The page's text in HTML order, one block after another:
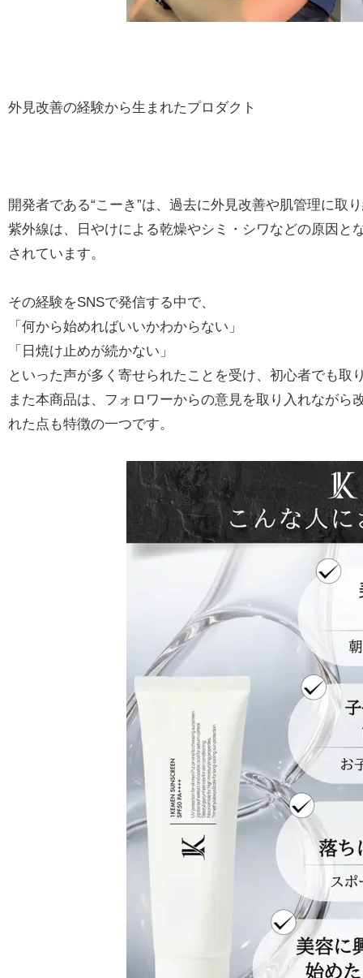
外見改善の経験から生まれたプロダクト
開発者である“こーき”は、過去に外見改善や肌管理に取
紫外線は、日やけによる乾燥やシミ・シワなどの原因と
されています。
その経験をSNSで発信する中で、
「何から始めればいいかわからない」
「日焼け止めが続かない」
といった声が多く寄せられたことを受け、初心者でも取
また本商品は、フォロワーからの意見を取り入れなが
れた点も特徴の一つです。